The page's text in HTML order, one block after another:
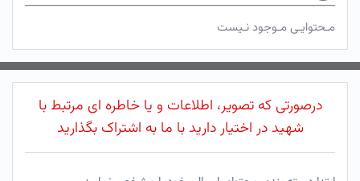
مـحتوایـی مـوجود نـیست
درصورتی که تصویر، اطلاعات و یا خاطره ای مرتبط با
شهید در اختیار دارید با ما به اشتراک بگذارید